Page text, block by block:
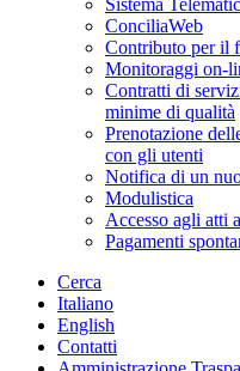
Sistema
ConciliaWeb
Contributo per il
Monitoraggi on-
Contratti di
minime di qualità
Prenotazione
con gli utenti
Notifica di un
Modulistica
Accesso agli atti
Pagamenti
Cerca
Italiano
English
Contatti